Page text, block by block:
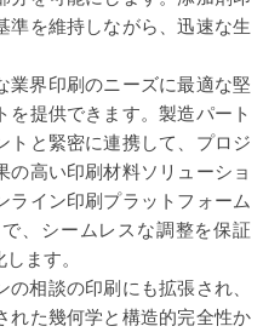
準を維持しながら、迅速な生
業界印刷のニーズに最適な堅
提供できます。製造パート
トと緊密に連携して、プロジ
の高い印刷材料ソリューショ
ライン印刷プラットフォーム
、シームレスな調整を保証
ます。
相談の印刷にも拡張され、
れた幾何学と構造的完全性か